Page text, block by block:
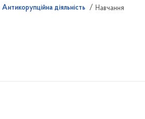
Антикорупційна діяльність Навчання